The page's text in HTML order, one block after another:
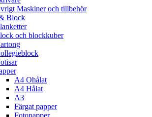
Maskiner och tillbehör
Block
och blockkuber
A4 Ohålat
A4 Hålat
A3
Färgat papper
Fotopapper